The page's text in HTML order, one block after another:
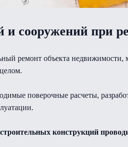
и сооружений при
ремонт объекта недвижимости,
поверочные расчеты,
конструкций